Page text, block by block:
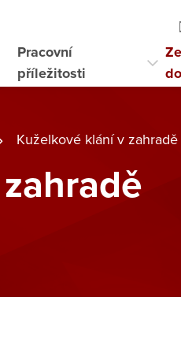
Pracovní
příležitosti
Kuželkové klání v zahradě